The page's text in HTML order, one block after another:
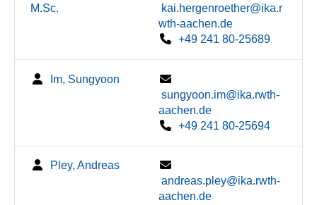
M.Sc.
kai.hergenroether@ika.r
wth-aachen.de
+49 241 80-25689
Im, Sungyoon
sungyoon.im@ika.rwth-
aachen.de
+49 241 80-25694
Pley, Andreas
andreas.pley@ika.rwth-
aachen.de